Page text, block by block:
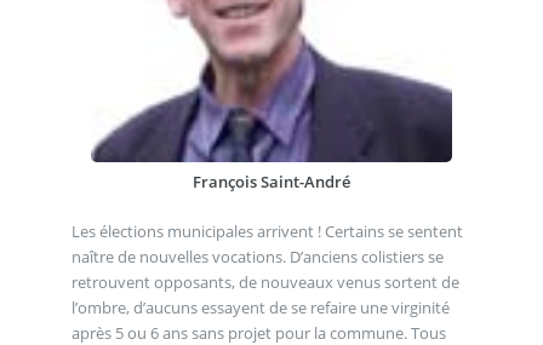
François Saint-André
Les élections municipales arrivent ! Certains se sentent
naître de nouvelles vocations. D’anciens colistiers se
retrouvent opposants, de nouveaux venus sortent de
l’ombre, d’aucuns essayent de se refaire une virginité
après 5 ou 6 ans sans projet pour la commune. Tous